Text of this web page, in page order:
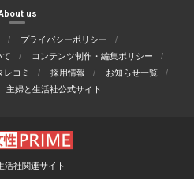
us
プライバシーポリシー
て
コンテンツ制作・編集ポリシー
レコミ 採用情報
お知らせ一覧
主婦と生活社公式サイト
活社関連サイト